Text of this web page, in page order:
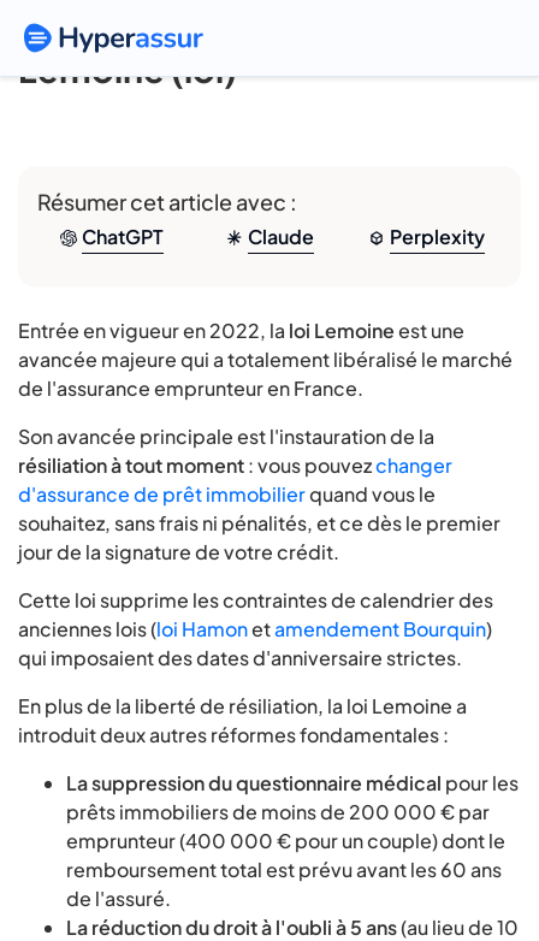
Lemoine (loi)
Résumer cet article avec :
ChatGPT Claude Perplexity
Entrée en vigueur en 2022, la loi Lemoineest une
avancée majeure qui a totalement libéralisé le marché
de l'assurance emprunteur en France.
Son avancée principale est l'instauration de la
résiliation à tout moment: vous pouvezchanger
d'assurance de prêt immobilierquand vous le
souhaitez, sans frais ni pénalités, et ce dès le premier
jour de la signature de votre crédit.
Cette loi supprime les contraintes de calendrier des
anciennes lois (loi Hamonetamendement Bourquin)
qui imposaient des dates d'anniversaire strictes.
En plus de la liberté de résiliation, la loi Lemoine a
introduit deux autres réformes fondamentales :
La suppression du questionnaire médical pour les
prêts immobiliers de moins de 200 000 € par
emprunteur (400 000 € pour un couple) dont le
remboursement total est prévu avant les 60 ans
de l'assuré.
La réduction du droit à l'oubli à 5 ans(au lieu de 10